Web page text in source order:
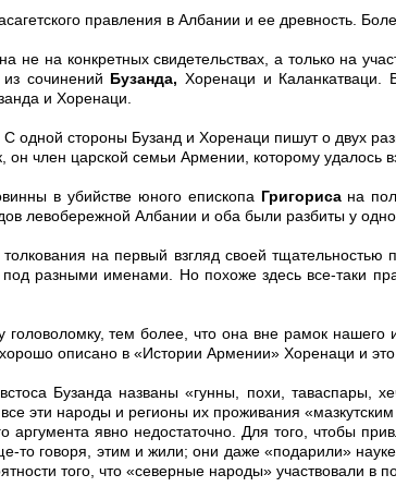
правления в Албании и ее древность.
не на конкретных свидетельствах, а только на
сочинений Бузанда,Хоренаци и Каланкатваци.
и Хоренаци.
одной стороны Бузанд и Хоренаци пишут о двух
он член царской семьи Армении, которому удалось
в убийстве юного епископа Григорисана
левобережной Албании и оба были разбиты у
на первый взгляд своей тщательностью
под разными именами. Но похоже здесь все-таки
головоломку, тем более, что она вне рамок
описано в «Истории Армении» Хоренаци и
Бузанда названы «гунны, похи, таваспары,
эти народы и регионы их проживания
аргумента явно недостаточно. Для того, чтобы
говоря, этим и жили; они даже «подарили»
того, что «северные народы» участвовали в